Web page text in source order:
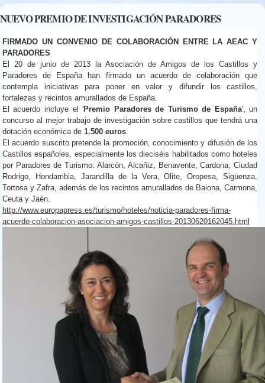
NUEVO PREMIO DE INVESTIGACIÓN PARADORES
FIRMADO UN CONVENIO DE COLABORACIÓN ENTRE LA AEAC Y
PARADORES
El 20 de junio de 2013 la Asociación de Amigos de los Castillos y
Paradores de España han firmado un acuerdo de colaboración que
contempla iniciativas para poner en valor y difundir los castillos,
fortalezas y recintos amurallados de España.
El acuerdo incluye el 'Premio Paradores de Turismo de España', un
concurso al mejor trabajo de investigación sobre castillos que tendrá una
dotación económica de1.500 euros.
El acuerdo suscrito pretende la promoción, conocimiento y difusión de los
Castillos españoles, especialmente los dieciséis habilitados como hoteles
por Paradores de Turismo: Alarcón, Alcañiz, Benavente, Cardona, Ciudad
Rodrigo, Hondarribia, Jarandilla de la Vera, Olite, Oropesa, Sigüenza,
Tortosa y Zafra, además de los recintos amurallados de Baiona, Carmona,
Ceuta y Jaén.
http://www.europapress.es/turismo/hoteles/noticia-paradores-firma-
acuerdo-colaboracion-asociacion-amigos-castillos-20130620162045.html